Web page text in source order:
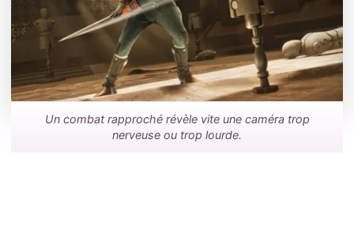
Un combat rapproché révèle vite une caméra trop
nerveuse ou trop lourde.